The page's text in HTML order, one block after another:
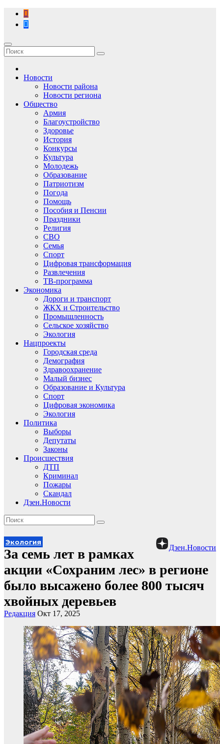
Перейти
содержимому
Новости
Новости района
Новости региона
Общество
Армия
Благоустройство
Здоровье
История
Конкурсы
Культура
Молодежь
Образование
Патриотизм
Погода
Помощь
Пособия и Пенсии
Праздники
Религия
СВО
Семья
Спорт
Цифровая трансформация
Развлечения
ТВ-программа
Экономика
Дороги и транспорт
ЖКХ и Строительство
Промышленность
Сельское хозяйство
Экология
Нацпроекты
Городская среда
Демография
Здравоохранение
Малый бизнес
Образование и Культура
Спорт
Цифровая экономика
Экология
Политика
Выборы
Депутаты
Законы
Происшествия
ДТП
Криминал
Пожары
Скандал
Дзен.Новости
Дзен.Новости
Экология
За семь лет в рамках
акции «Сохраним лес» в регионе
было высажено более 800 тысяч
хвойных деревьев
Редакция Окт 17, 2025